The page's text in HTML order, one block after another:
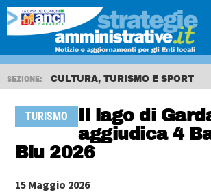
SEZIONE: CULTURA, TURISMO E SPORT
TURISMO
Il lago di
aggiudica 4
Blu 2026
15 Maggio 2026